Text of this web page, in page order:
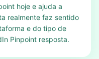
hoje e ajuda a
realmente faz sentido
e do tipo de
Pinpoint resposta.